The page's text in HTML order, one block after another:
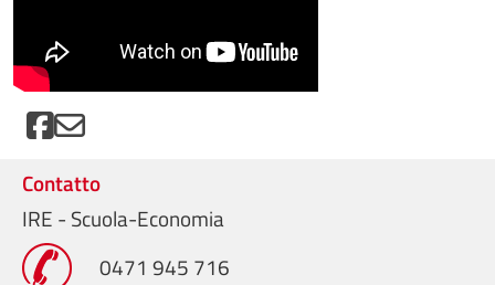
Contatto
IRE - Scuola-Economia
0471 945 716